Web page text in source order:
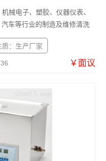
械电子、塑胶、仪器仪表、
车等行业的制造及维修清洗
质：生产厂家
￥面议